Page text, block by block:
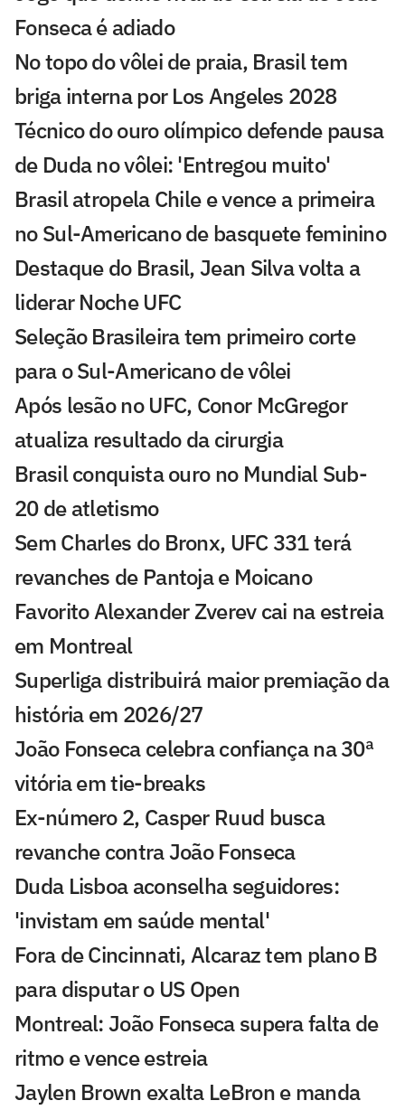
Fonseca é adiado
No topo do vôlei de praia, Brasil tem
briga interna por Los Angeles 2028
Técnico do ouro olímpico defende pausa
de Duda no vôlei: 'Entregou muito'
Brasil atropela Chile e vence a primeira
no Sul-Americano de basquete feminino
Destaque do Brasil, Jean Silva volta a
liderar Noche UFC
Seleção Brasileira tem primeiro corte
para o Sul-Americano de vôlei
Após lesão no UFC, Conor McGregor
atualiza resultado da cirurgia
Brasil conquista ouro no Mundial Sub-
20 de atletismo
Sem Charles do Bronx, UFC 331 terá
revanches de Pantoja e Moicano
Favorito Alexander Zverev cai na estreia
em Montreal
Superliga distribuirá maior premiação da
história em 2026/27
João Fonseca celebra confiança na 30ª
vitória em tie-breaks
Ex-número 2, Casper Ruud busca
revanche contra João Fonseca
Duda Lisboa aconselha seguidores:
'invistam em saúde mental'
Fora de Cincinnati, Alcaraz tem plano B
para disputar o US Open
Montreal: João Fonseca supera falta de
ritmo e vence estreia
Jaylen Brown exalta LeBron e manda